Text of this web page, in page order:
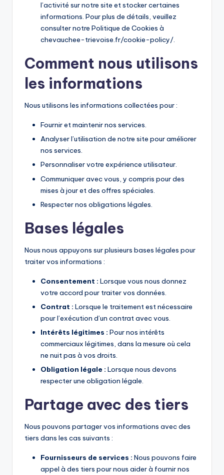
l’activité sur notre site et stocker certaines
informations. Pour plus de détails, veuillez
consulter notre Politique de Cookies à
chevauchee-trievoise.fr/cookie-policy/.
Comment nous utilisons
les informations
Nous utilisons les informations collectées pour :
Fournir et maintenir nos services.
Analyser l’utilisation de notre site pour améliorer
nos services.
Personnaliser votre expérience utilisateur.
Communiquer avec vous, y compris pour des
mises à jour et des offres spéciales.
Respecter nos obligations légales.
Bases légales
Nous nous appuyons sur plusieurs bases légales pour
traiter vos informations :
Consentement : Lorsque vous nous donnez
votre accord pour traiter vos données.
Contrat : Lorsque le traitement est nécessaire
pour l’exécution d’un contrat avec vous.
Intérêts légitimes : Pour nos intérêts
commerciaux légitimes, dans la mesure où cela
ne nuit pas à vos droits.
Obligation légale : Lorsque nous devons
respecter une obligation légale.
Partage avec des tiers
Nous pouvons partager vos informations avec des
tiers dans les cas suivants :
Fournisseurs de services : Nous pouvons faire
appel à des tiers pour nous aider à fournir nos